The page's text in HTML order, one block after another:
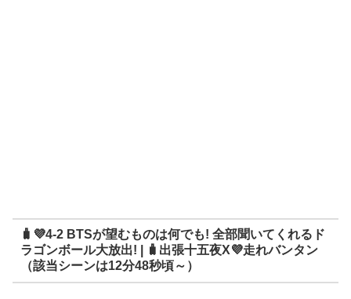
🧳💜4-2 BTSが望むものは何でも! 全部聞いてくれるド
ラゴンボール大放出! | 🧳出張十五夜X💜走れバンタン
（該当シーンは12分48秒頃～）